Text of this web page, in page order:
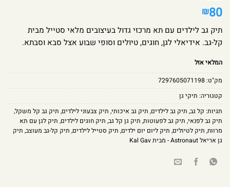
₪80
תיק גב לילדים עם תא מרכזי גדול בעיצובים מלאי סטייל מבית
קל-גב. אידיאלי לגן, חוגים, טיולים וסופי שבוע אצל סבא וסבתא.
המלאי אזל
מק"ט:7297605071198
קטגוריה: תיקי גן
תגיות: קל גב, תיק גב לילדים, תיק גב איכותי, תיק צבעוני לילדים, תיק גב קל משקל,
תיק גב לפנאי, תיק גב לפעוטות, תיק גן קל גב, תיק חוגים לילדים, תיק לגן עם תא
מרווח, תיק לטיולים, תיק ליום יום ילדים, תיק סטייל לילדים, תיק קל-גב מעוצב, תיק
גן אריאל Astronaut - מבית Kal Gav